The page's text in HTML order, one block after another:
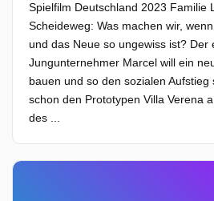
Spielfilm Deutschland 2023 Familie
Scheideweg: Was machen wir,
und das Neue so ungewiss ist? Der
Jungunternehmer Marcel will ein
bauen und so den sozialen
schon den Prototypen Villa Verena
des ...